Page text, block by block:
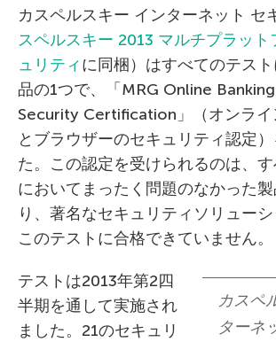
カスペルスキー インターネット セ
スペルスキー 2013 マルチプラット
ュリティに同梱）はすべてのテス
品の1つで、「MRG Online
Security Certification」（オンライ
とブラウザーのセキュリティ認定
た。この認定を受けられるのは、
においてまったく問題のなかった
り、著名なセキュリティソリュー
このテストに合格できていません。
カスペ
ターネ
テストは2013年第2四
半期を通して実施され
ました。21のセキュリ